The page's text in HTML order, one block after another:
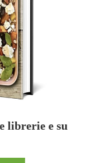
librerie e su